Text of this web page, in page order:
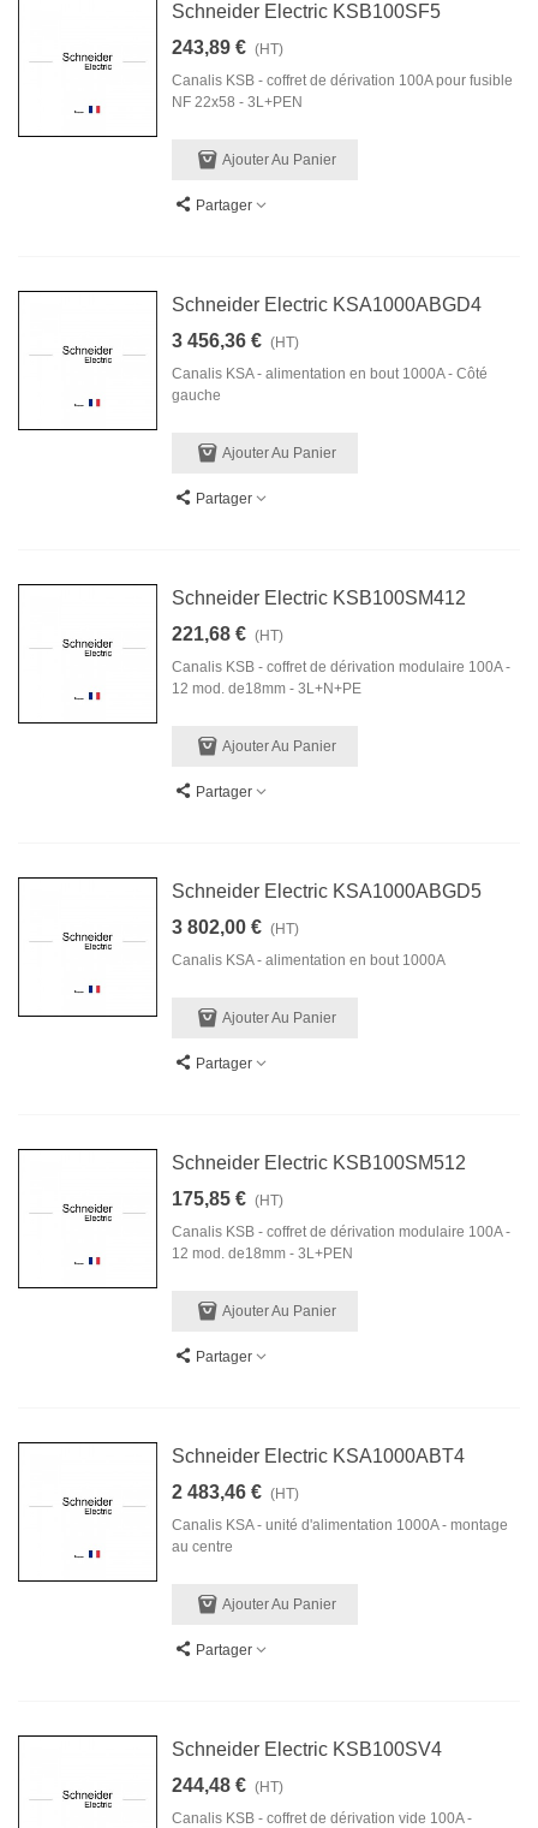
Schneider Electric KSB100SF5
243,89 € (HT)
Canalis KSB - coffret de dérivation 100A pour fusible
NF 22x58 - 3L+PEN
Ajouter Au Panier
Partager
Schneider Electric KSA1000ABGD4
3 456,36 € (HT)
Canalis KSA - alimentation en bout 1000A - Côté
gauche
Ajouter Au Panier
Partager
Schneider Electric KSB100SM412
221,68 € (HT)
Canalis KSB - coffret de dérivation modulaire 100A -
12 mod. de18mm - 3L+N+PE
Ajouter Au Panier
Partager
Schneider Electric KSA1000ABGD5
3 802,00 € (HT)
Canalis KSA - alimentation en bout 1000A
Ajouter Au Panier
Partager
Schneider Electric KSB100SM512
175,85 € (HT)
Canalis KSB - coffret de dérivation modulaire 100A -
12 mod. de18mm - 3L+PEN
Ajouter Au Panier
Partager
Schneider Electric KSA1000ABT4
2 483,46 € (HT)
Canalis KSA - unité d'alimentation 1000A - montage
au centre
Ajouter Au Panier
Partager
Schneider Electric KSB100SV4
244,48 € (HT)
Canalis KSB - coffret de dérivation vide 100A -